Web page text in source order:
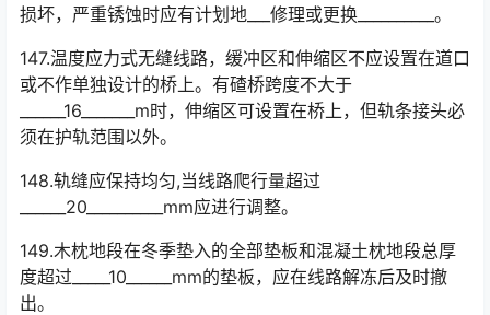
损坏，严重锈蚀时应有计划地___修理或更换__________。
147.温度应力式无缝线路，缓冲区和伸缩区不应设置在道口
或不作单独设计的桥上。有碴桥跨度不大于
______16_______m时，伸缩区可设置在桥上，但轨条接头必
须在护轨范围以外。󠅅󠅃󠄵󠅂󠄪󠇖󠆨󠆨󠇕󠆞󠆒󠅬󠇘󠆭󠆘󠇙󠆝󠅵󠇗󠆭󠆁󠄐󠇗󠅹󠅸󠇖󠆍󠅳󠇖󠅹󠅰󠇖󠆌󠅹
148.轨缝应保持均匀,当线路爬行量超过
______20__________mm应进行调整。
149.木枕地段在冬季垫入的全部垫板和混凝土枕地段总厚
度超过_____10______mm的垫板，应在线路解冻后及时撤
出。